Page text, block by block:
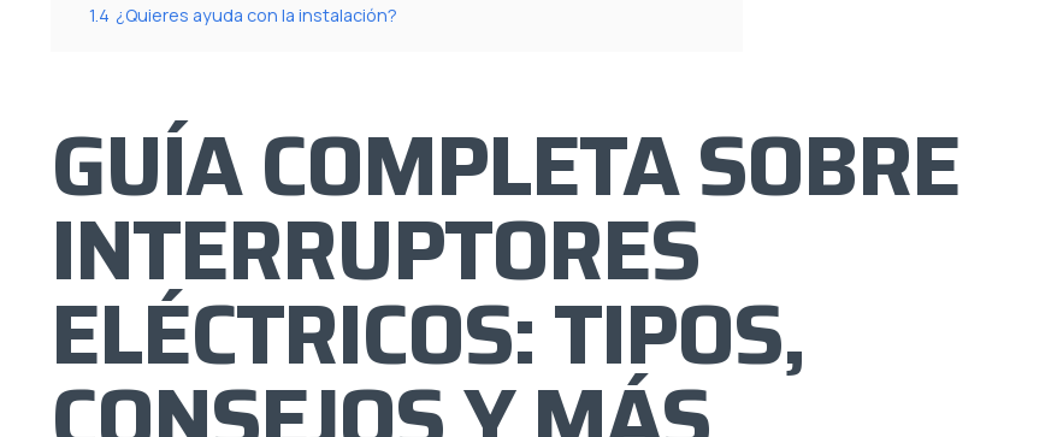
1.4 ¿Quieres ayuda con la instalación?
GUÍA COMPLETA SOBRE
INTERRUPTORES
ELÉCTRICOS: TIPOS,